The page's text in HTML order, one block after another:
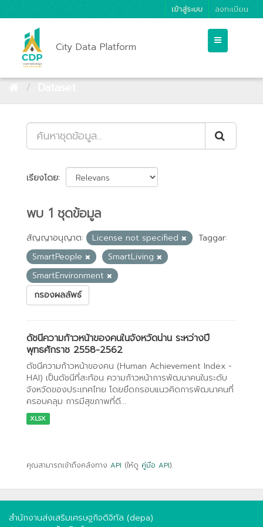
เข้าสู่ระบบ ลงทะเบียน
City Data Platform
เรียงโดย
พบ 1 ชุดข้อมูล
สัญญาอนุญาต: License not specified
Taggar:
SmartPeople
SmartLiving
SmartEnvironment
กรองผลลัพธ์
ดัชนีความก้าวหน้าของคนในจังหวัดน่าน ระหว่างปี
พุทธศักราช 2558-2562
ดัชนีความก้าวหน้าของคน (Human Achievement Index -
HAI) เป็นดัชนีที่สะท้อน ความก้าวหน้าการพัฒนาคนในระดับ
จังหวัดของประเทศไทย โดยยึดกรอบแนวคิดการพัฒนาคนที่
ครอบคลุม การมีสุขภาพที่ดี...
XLSX
คุณสามารถเข้าถึงคลังทาง API (ให้ดู คู่มือ API).
สำนักงานส่งเสริมเศรษฐกิจดิจิทัล (depa)